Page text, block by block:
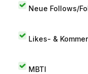
Neue Follows/
Likes- &
MBTI